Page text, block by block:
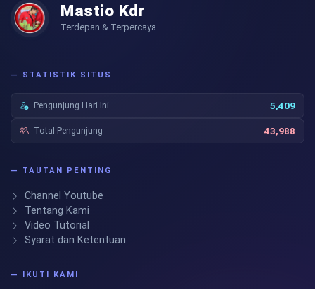
Mastio Kdr
Terdepan & Terpercaya
— STATISTIK SITUS
Pengunjung Hari Ini 5,409
Total Pengunjung 43,988
— TAUTAN PENTING
Channel Youtube
Tentang Kami
Video Tutorial
Syarat dan Ketentuan
— IKUTI KAMI